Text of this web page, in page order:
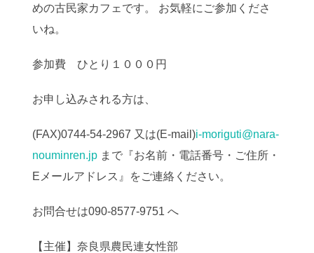
めの古民家カフェです。 お気軽にご参加くださ
いね。
参加費 ひとり１０００円
お申し込みされる方は、
(FAX)0744-54-2967 又は(E-mail)i-moriguti@nara-
nouminren.jp まで『お名前・電話番号・ご住所・
Eメールアドレス』をご連絡ください。
お問合せは090-8577-9751 へ
【主催】奈良県農民連女性部